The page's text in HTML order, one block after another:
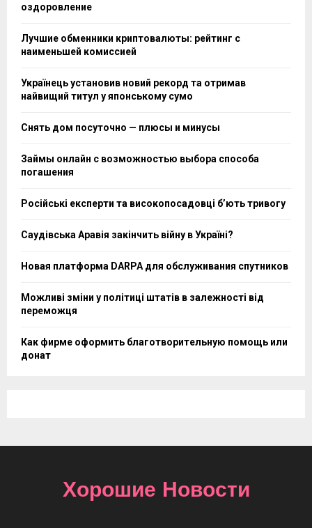
оздоровление
Лучшие обменники криптовалюты: рейтинг с
наименьшей комиссией
Українець установив новий рекорд та отримав
найвищий титул у японському сумо
Снять дом посуточно — плюсы и минусы
Займы онлайн с возможностью выбора способа
погашения
Російські експерти та високопосадовці бʼють тривогу
Саудівська Аравія закінчить війну в Україні?
Новая платформа DARPA для обслуживания спутников
Можливі зміни у політиці штатів в залежності від
переможця
Как фирме оформить благотворительную помощь или
донат
Хорошие Новости